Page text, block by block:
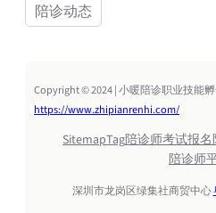
陪诊动态
Copyright © 2024 | 小暖陪诊职业技能
https://www.zhipianrenhi.com/
SitemapTag陪诊师考试报名
陪诊师
深圳市龙岗区绿集社商贸中心